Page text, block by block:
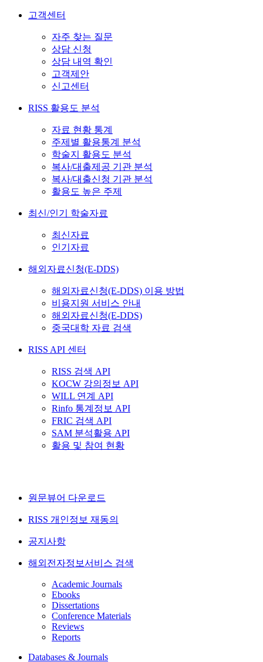
고객센터
자주 찾는 질문
상담 신청
상담 내역 확인
고객제안
신고센터
RISS 활용도 분석
자료 현황 통계
주제별 활용통계 분석
학술지 활용도 분석
복사/대출제공 기관 분석
복사/대출신청 기관 분석
활용도 높은 주제
최신/인기 학술자료
최신자료
인기자료
해외자료신청(E-DDS)
해외자료신청(E-DDS) 이용 방법
비용지원 서비스 안내
해외자료신청(E-DDS)
중국대학 자료 검색
RISS API 센터
RISS 검색 API
KOCW 강의정보 API
WILL 연계 API
Rinfo 통계정보 API
FRIC 검색 API
SAM 분석활용 API
활용 및 참여 현황
원문뷰어 다운로드
RISS 개인정보 재동의
공지사항
해외전자정보서비스 검색
Academic Journals
Ebooks
Dissertations
Conference Materials
Reviews
Reports
Databases & Journals